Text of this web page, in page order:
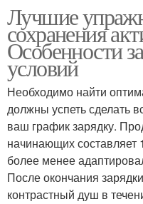
Лучшие
сохранения
Особенности
условий
Необходимо найти
должны успеть сделать
ваш график зарядку.
начинающих составляет
более менее
После окончания
контрастный душ в